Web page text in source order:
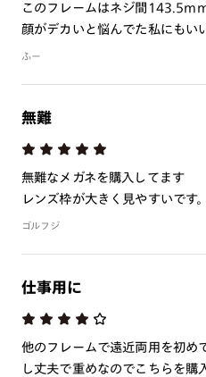
Qオンラインショップで遠近
A オンラインショップで遠近
つき対応可能です。
商品とレンズ交換券が届き
持参ください。なお、特注レ
作成日数をいただきます。
ご注文の手順は以下をご参照
1. カート画面内「レンズ選
このフレームはネジ間
顔がデカいと悩んでた私にもい
ふー
無難
無難なメガネを購入してます
レンズ枠が大きく見やすいです。
ゴルフジ
仕事用に
他のフレームで遠近両用を初め
し丈夫で重めなのでこちらを購